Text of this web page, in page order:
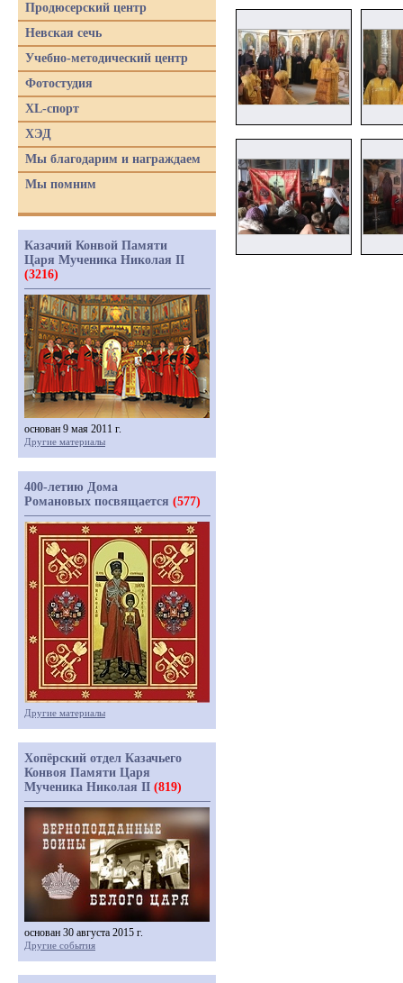
Продюсерский центр
Невская сечь
Учебно-методический центр
Фотостудия
XL-спорт
ХЭД
Мы благодарим и награждаем
Мы помним
Казачий Конвой Памяти
Царя Мученика Николая II
(3216)
основан 9 мая 2011 г.
Другие материалы
400-летию Дома
Романовых посвящается (577)
Другие материалы
Хопёрский отдел Казачьего
Конвоя Памяти Царя
Мученика Николая II (819)
основан 30 августа 2015 г.
Другие события